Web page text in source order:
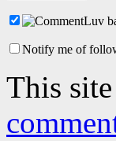
Notify me of
This